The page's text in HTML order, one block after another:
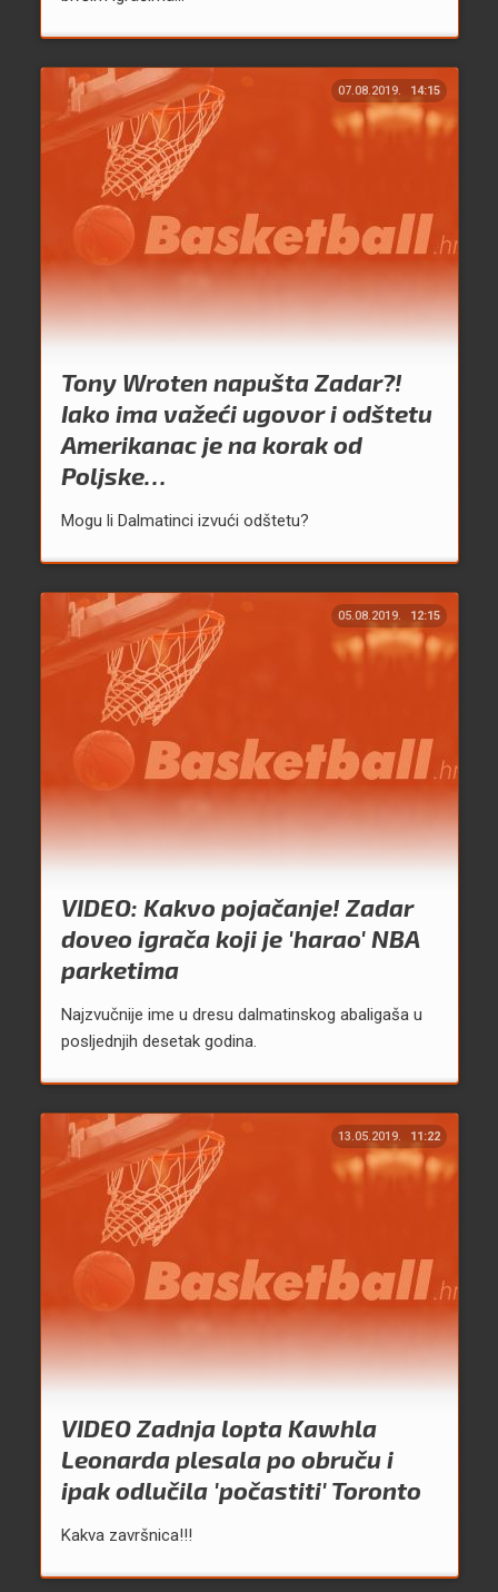
07.08.2019. 14:15
Tony Wroten napušta Zadar?!
Iako ima važeći ugovor i odštetu
Amerikanac je na korak od
Poljske…
Mogu li Dalmatinci izvući odštetu?
05.08.2019. 12:15
VIDEO: Kakvo pojačanje! Zadar
doveo igrača koji je 'harao' NBA
parketima
Najzvučnije ime u dresu dalmatinskog abaligaša u
posljednjih desetak godina.
13.05.2019. 11:22
VIDEO Zadnja lopta Kawhla
Leonarda plesala po obruču i
ipak odlučila 'počastiti' Toronto
Kakva završnica!!!